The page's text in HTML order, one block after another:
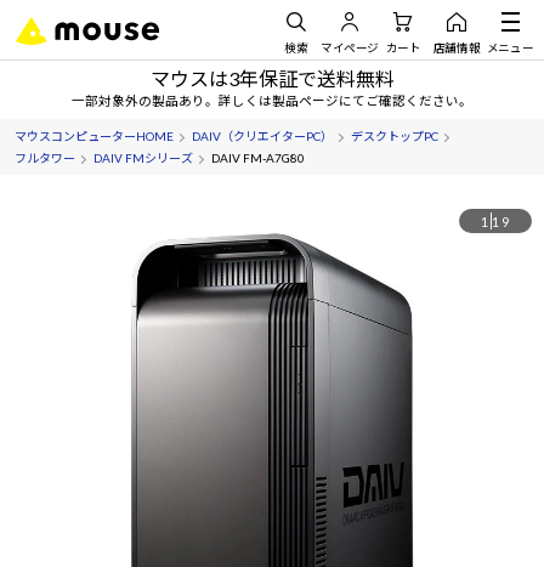
検索 マイページ カート 店舗情報 メニュー
マウスは3年保証で送料無料
一部対象外の製品あり。詳しくは製品ページにてご確認ください。
マウスコンピューターHOME DAIV（クリエイターPC）
デスクトップPC
フルタワー
DAIV FMシリーズ DAIV FM-A7G80
1 19